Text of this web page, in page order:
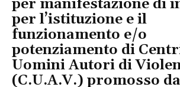
per manifestazione di
per l’istituzione e il
funzionamento e/o
potenziamento di
Uomini Autori di
(C.U.A.V.) promosso